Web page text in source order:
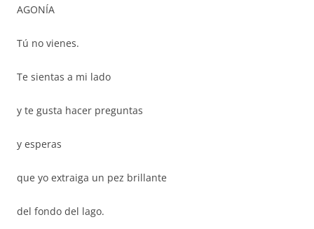
AGONÍA
Tú no vienes.
Te sientas a mi lado
y te gusta hacer preguntas
y esperas
que yo extraiga un pez brillante
del fondo del lago.